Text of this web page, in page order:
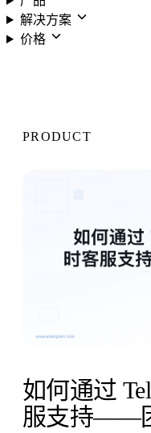
解决方案
价格
PRODUCT
如何通过
服支持——